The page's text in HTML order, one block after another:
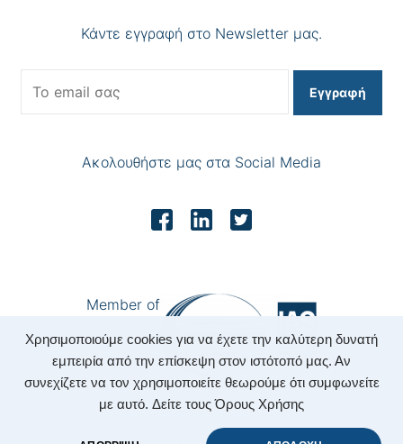
Χρησιμοποιούμε cookies για να έχετε την καλύτερη δυνατή
εμπειρία από την επίσκεψη στον ιστότοπό μας. Αν
συνεχίζετε να τον χρησιμοποιείτε θεωρούμε ότι συμφωνείτε
με αυτό. Δείτε τους Όρους Χρήσης
Κάντε εγγραφή στο Newsletter μας.
Εγγραφή
Ακολουθήστε μας στα Social Media
Member of